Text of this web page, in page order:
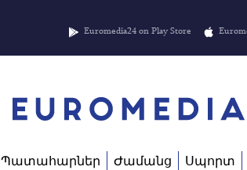
Euromedia24 on Play Store
Պատահարներ Ժամանց Սպորտ